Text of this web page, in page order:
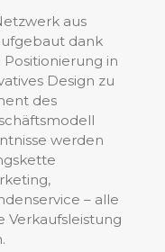
aus
dank
in
Design zu
des
werden
– alle
Verkaufsleistung